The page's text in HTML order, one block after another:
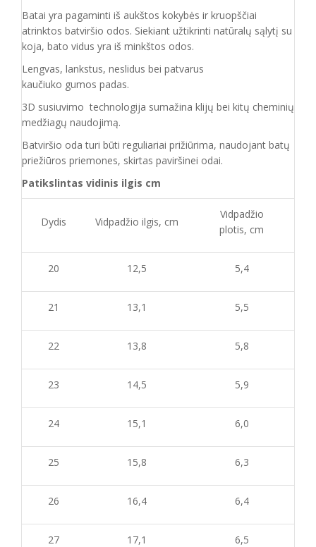
Batai yra pagaminti iš aukštos kokybės ir kruopščiai
atrinktos batviršio odos. Siekiant užtikrinti natūralų sąlytį su
koja, bato vidus yra iš minkštos odos.
Lengvas, lankstus, neslidus bei patvarus
kaučiuko gumos padas.
3D susiuvimo technologija sumažina klijų bei kitų cheminių
medžiagų naudojimą.
Batviršio oda turi būti reguliariai prižiūrima, naudojant batų
priežiūros priemones, skirtas paviršinei odai.
Patikslintas vidinis ilgis cm
Dydis Vidpadžio ilgis, cm
Vidpadžio
plotis, cm
20 12,5 5,4
21 13,1 5,5
22 13,8 5,8
23 14,5 5,9
24 15,1 6,0
25 15,8 6,3
26 16,4 6,4
27 17,1 6,5